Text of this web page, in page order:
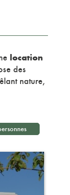
location
des
nature,